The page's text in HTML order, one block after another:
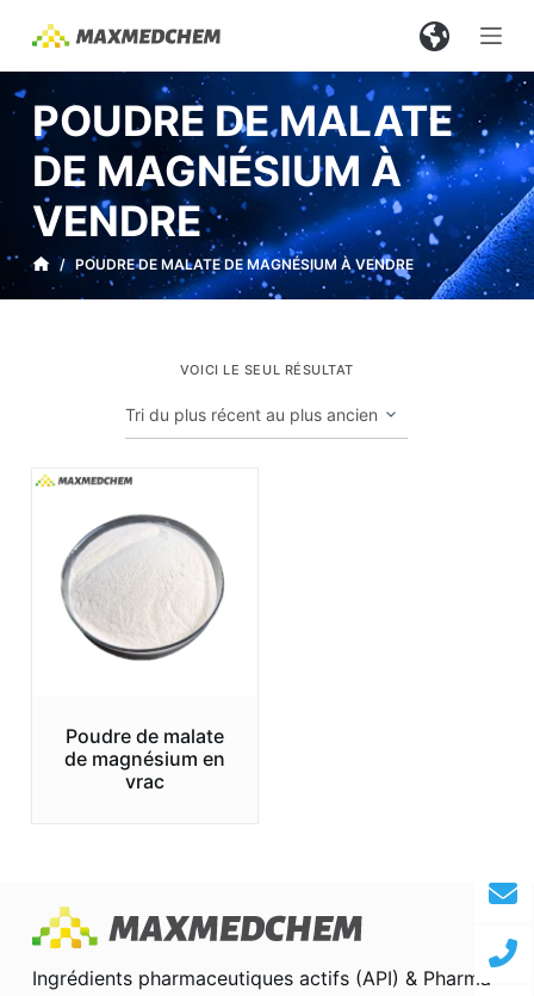
s
a
c
o
POUDRE DE MALATE
DE MAGNÉSIUM À
VENDRE
/ POUDRE DE MALATE DE MAGNÉSIUM À VENDRE
VOICI LE SEUL RÉSULTAT
Poudre de malate
de magnésium en
vrac
Ingrédients pharmaceutiques actifs (API) & Pharma